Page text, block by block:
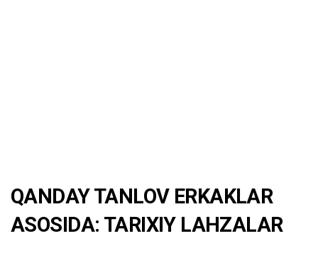
QANDAY TANLOV ERKAKLAR
ASOSIDA: TARIXIY LAHZALAR